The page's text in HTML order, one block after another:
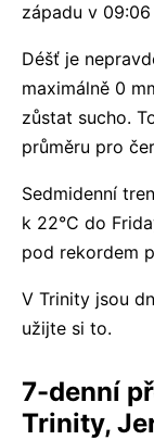
západu v 09:06
Déšť je
maximálně 0
zůstat sucho.
průměru pro
Sedmidenní
k 22°C do
pod rekordem
V Trinity jsou
užijte si to.
7-denní
Trinity,